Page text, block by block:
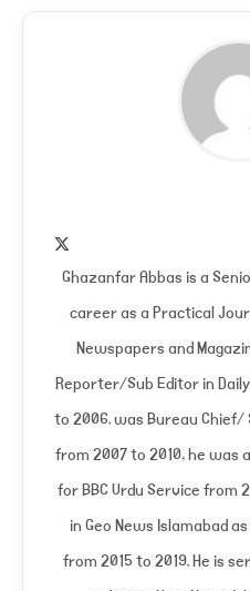
Ghazanfar Abbas is a
career as a Practical
Newspapers and
Reporter/Sub Editor in
to 2006. was Bureau Chief/
from 2007 to 2010, he was
for BBC Urdu Service from
in Geo News Islamabad
from 2015 to 2019. He is